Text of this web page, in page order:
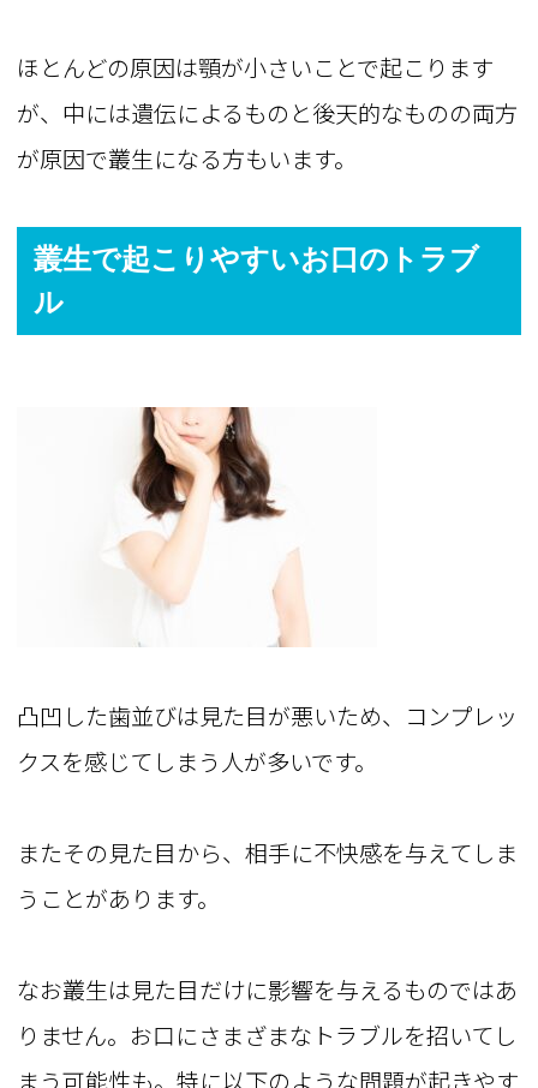
ほとんどの原因は顎が小さいことで起こります
が、中には遺伝によるものと後天的なものの両方
が原因で叢生になる方もいます。
叢生で起こりやすいお口のトラブ
ル
凸凹した歯並びは見た目が悪いため、コンプレッ
クスを感じてしまう人が多いです。
またその見た目から、相手に不快感を与えてしま
うことがあります。
なお叢生は見た目だけに影響を与えるものではあ
りません。お口にさまざまなトラブルを招いてし
まう可能性も。特に以下のような問題が起きやす